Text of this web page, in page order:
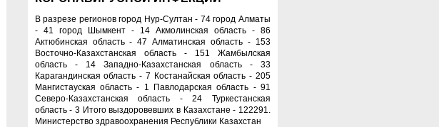
В разрезе регионов город Нур-Султан - 74 город Алматы
- 41 город Шымкент - 14 Акмолинская область - 86
Актюбинская область - 47 Алматинская область - 153
Восточно-Казахстанская область - 151 Жамбылская
область - 14 Западно-Казахстанская область - 33
Карагандинская область - 7 Костанайская область - 205
Мангистауская область - 1 Павлодарская область - 91
Северо-Казахстанская область - 24 Туркестанская
область - 3 Итого выздоровевших в Казахстане - 122291.
Министерство здравоохранения Республики Казахстан